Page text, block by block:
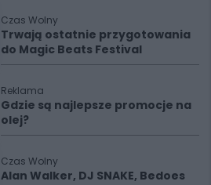
Czas Wolny
Trwają ostatnie przygotowania
do Magic Beats Festival
Reklama
Gdzie są najlepsze promocje na
olej?
Czas Wolny
Alan Walker, DJ SNAKE, Bedoes